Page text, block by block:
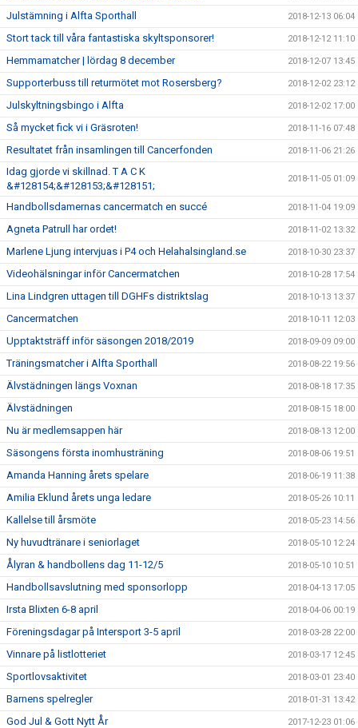
Julstämning i Alfta Sporthall 2018-12-13 06:04
Stort tack till våra fantastiska skyltsponsorer! 2018-12-12 11:10
Hemmamatcher | lördag 8 december 2018-12-07 13:45
Supporterbuss till returmötet mot Rosersberg? 2018-12-02 23:12
Julskyltningsbingo i Alfta 2018-12-02 17:00
Så mycket fick vi i Gräsroten! 2018-11-16 07:48
Resultatet från insamlingen till Cancerfonden 2018-11-06 21:26
Idag gjorde vi skillnad. T A C K
&#128154;&#128153;&#128151;
2018-11-05 01:09
Handbollsdamernas cancermatch en succé 2018-11-04 19:09
Agneta Patrull har ordet! 2018-11-02 13:32
Marlene Ljung intervjuas i P4 och Helahalsingland.se 2018-10-30 23:37
Videohälsningar inför Cancermatchen 2018-10-28 17:54
Lina Lindgren uttagen till DGHFs distriktslag 2018-10-13 13:37
Cancermatchen 2018-10-11 12:03
Upptaktsträff inför säsongen 2018/2019 2018-09-09 09:00
Träningsmatcher i Alfta Sporthall 2018-08-22 19:56
Älvstädningen längs Voxnan 2018-08-18 17:35
Älvstädningen 2018-08-15 18:00
Nu är medlemsappen här 2018-08-13 12:00
Säsongens första inomhusträning 2018-08-06 19:51
Amanda Hanning årets spelare 2018-06-19 11:38
Amilia Eklund årets unga ledare 2018-05-26 10:11
Kallelse till årsmöte 2018-05-23 14:56
Ny huvudtränare i seniorlaget 2018-05-10 12:24
Ålyran & handbollens dag 11-12/5 2018-05-10 10:51
Handbollsavslutning med sponsorlopp 2018-04-13 17:05
Irsta Blixten 6-8 april 2018-04-06 00:19
Föreningsdagar på Intersport 3-5 april 2018-03-28 22:00
Vinnare på listlotteriet 2018-03-17 12:45
Sportlovsaktivitet 2018-03-01 23:40
Barnens spelregler 2018-01-31 13:42
God Jul & Gott Nytt År 2017-12-23 01:06